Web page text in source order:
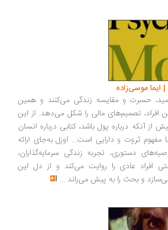
و مقایسه زندگی می‌کنند و همین
تصمیم‌های مالی را شکل می‌دهد. از این
درباره پول باشد، کتابی درباره انسان
و دارایی است... اوزل به‌جای ارائه
تجربه زندگی سرمایه‌گذاران،
عادی را روایت می‌کند و از دل این
بحث را به پیش می‌راند ...